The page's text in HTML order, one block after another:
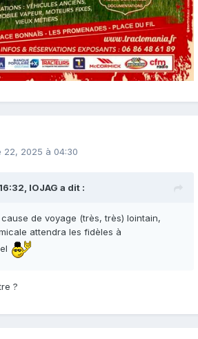
22, 2025 à 04:30
IOJAG a dit :
de voyage (très, très) lointain,
attendra les fidèles à
?